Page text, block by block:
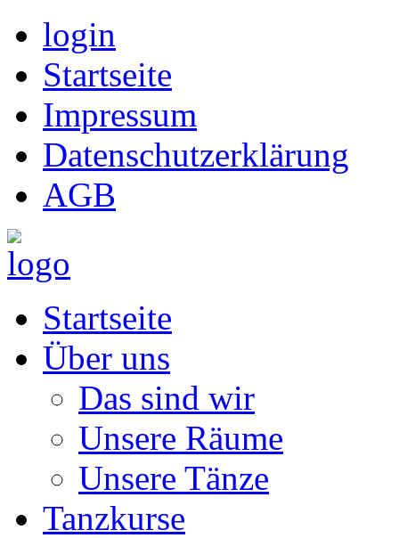
login
Startseite
Impressum
Datenschutzerklärung
AGB
Startseite
Über uns
Das sind wir
Unsere Räume
Unsere Tänze
Tanzkurse